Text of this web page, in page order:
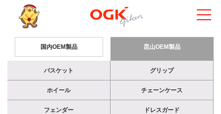
国内OEM製品 昆山OEM製品
バスケット グリップ
ホイール チェーンケース
フェンダー ドレスガード